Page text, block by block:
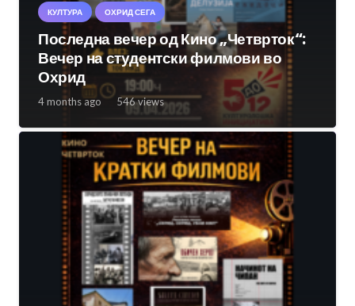
КУЛТУРА ОХРИД СЕГА
Последна вечер од Кино „Четврток“:
Вечер на студентски филмови во
Охрид
4 months ago 546views